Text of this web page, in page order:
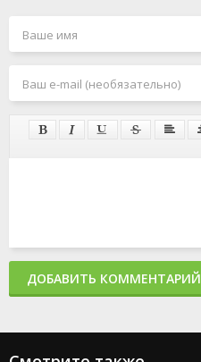
ДОБАВИТЬ КОММЕНТАРИЙ